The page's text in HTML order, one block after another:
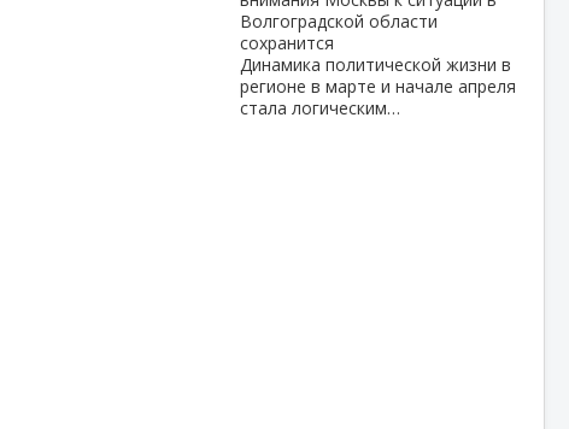
Динамика политической жизни в
регионе в марте и начале апреля
стала логическим…